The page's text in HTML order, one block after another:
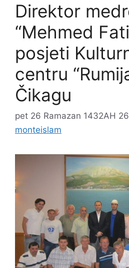
Direktor
“Mehmed
posjeti
centru
Čikagu
pet 26 Ramazan 1432AH
monteislam